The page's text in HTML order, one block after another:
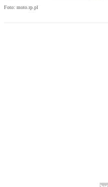
Foto: moto.rp.pl